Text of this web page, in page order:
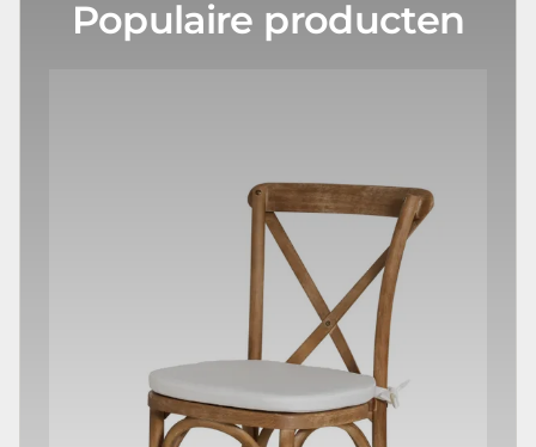
Populaire producten